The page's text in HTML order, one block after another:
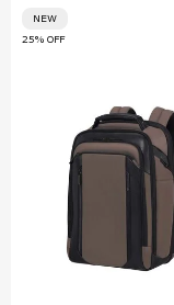
25% OFF
NEW